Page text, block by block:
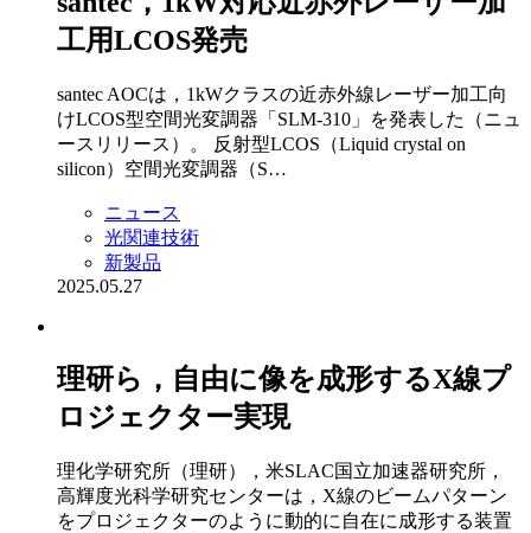
工用LCOS発売
santec AOCは，1kWクラスの近赤外線レーザー加工向
けLCOS型空間光変調器「SLM-310」を発表した（ニュ
ースリリース）。 反射型LCOS（Liquid crystal on
silicon）空間光変調器（S…
ニュース
光関連技術
新製品
2025.05.27
理研ら，自由に像を成形するX線プ
ロジェクター実現
理化学研究所（理研），米SLAC国立加速器研究所，
高輝度光科学研究センターは，X線のビームパターン
をプロジェクターのように動的に自在に成形する装置